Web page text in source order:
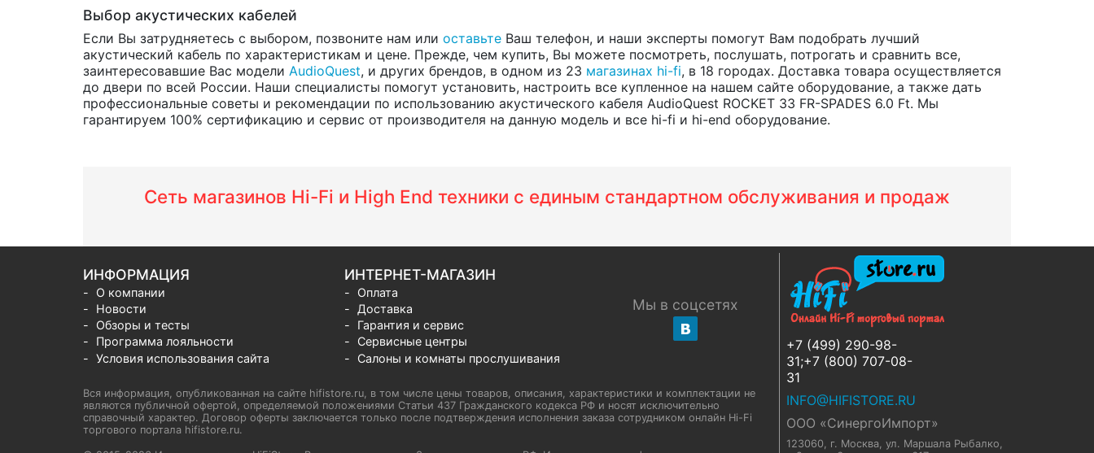
Выбор акустических кабелей
Если Вы затрудняетесь с выбором, позвоните нам или оставьте Ваш телефон, и наши эксперты помогут Вам подобрать лучший
акустический кабель по характеристикам и цене. Прежде, чем купить, Вы можете посмотреть, послушать, потрогать и сравнить все,
заинтересовавшие Вас модели AudioQuest, и других брендов, в одном из 23 магазинах hi-fi, в 18 городах. Доставка товара осуществляется
до двери по всей России. Наши специалисты помогут установить, настроить все купленное на нашем сайте оборудование, а также дать
профессиональные советы и рекомендации по использованию акустического кабеля AudioQuest ROCKET 33 FR-SPADES 6.0 Ft. Мы
гарантируем 100% сертификацию и сервис от производителя на данную модель и все hi-fi и hi-end оборудование.
Сеть магазинов Hi-Fi и High End техники с единым стандартном обслуживания и продаж
+7 (499) 290-98-
31;+7 (800) 707-08-
31
INFO@HIFISTORE.RU
ООО «СинергоИмпорт»
123060, г. Москва ул. Маршала Рыбалко,
ИНФОРМАЦИЯ
О компании
Новости
Обзоры и тесты
Программа лояльности
Условия использования сайта
ИНТЕРНЕТ-МАГАЗИН
Оплата
Доставка
Гарантия и сервис
Сервисные центры
Салоны и комнаты прослушивания
Мы в соцсетях
Вся информация, опубликованная на сайте hifistore.ru, в том числе цены товаров, описания, характеристики и комплектации не
являются публичной офертой, определяемой положениями Статьи 437 Гражданского кодекса РФ и носят исключительно
справочный характер. Договор оферты заключается только после подтверждения исполнения заказа сотрудником онлайн Hi-Fi
торгового портала hifistore.ru.